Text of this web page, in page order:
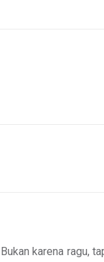
karena ragu,